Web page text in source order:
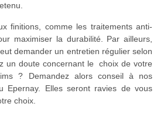
finitions, comme les traitements anti-
maximiser la durabilité. Par ailleurs,
demander un entretien régulier selon
un doute concernant le choix de votre
? Demandez alors conseil à nos
Epernay. Elles seront ravies de vous
choix.